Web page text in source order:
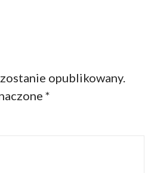
opublikowany.
*